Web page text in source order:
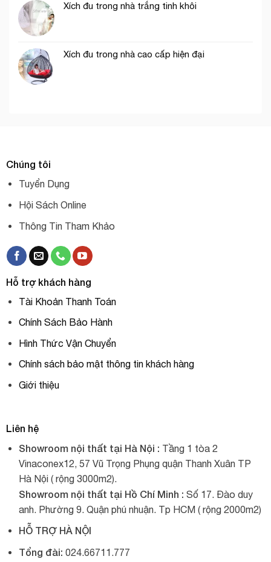
Xích đu trong nhà trắng tinh khôi
Xích đu trong nhà cao cấp hiện đại
Chúng tôi
Tuyển Dụng
Hội Sách Online
Thông Tin Tham Khảo
Hỗ trợ khách hàng
Tài Khoản Thanh Toán
Chính Sách Bảo Hành
Hình Thức Vận Chuyển
Chính sách bảo mật thông tin khách hàng
Giới thiệu
Liên hệ
Showroom nội thất tại Hà Nội : Tầng 1 tòa 2
Vinaconex12, 57 Vũ Trọng Phụng quận Thanh Xuân TP
Hà Nội ( rộng 3000m2).
Showroom nội thất tại Hồ Chí Minh : Số 17. Đào duy
anh. Phường 9. Quận phú nhuận. Tp HCM ( rộng 2000m2)
HỖ TRỢ HÀ NỘI
Tổng đài: 024.66711.777